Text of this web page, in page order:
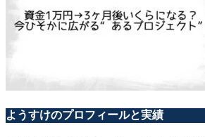
ようすけのプロフィールと実績